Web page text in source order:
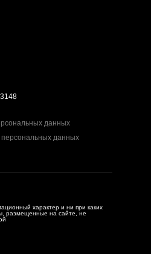
данных
персональных данных
характер и ни при каких
размещенные на сайте, не